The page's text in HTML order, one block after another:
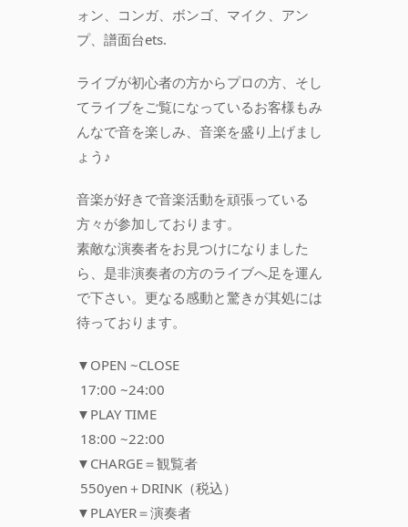
ォン、コンガ、ボンゴ、マイク、アン
プ、譜面台ets.
ライブが初心者の方からプロの方、そし
てライブをご覧になっているお客様もみ
んなで音を楽しみ、音楽を盛り上げまし
ょう♪
音楽が好きで音楽活動を頑張っている
方々が参加しております。
素敵な演奏者をお見つけになりました
ら、是非演奏者の方のライブへ足を運ん
で下さい。更なる感動と驚きが其処には
待っております。
▼OPEN ~CLOSE
17:00 ~24:00
▼PLAY TIME
18:00 ~22:00
▼CHARGE＝観覧者
550yen＋DRINK（税込）
▼PLAYER＝演奏者